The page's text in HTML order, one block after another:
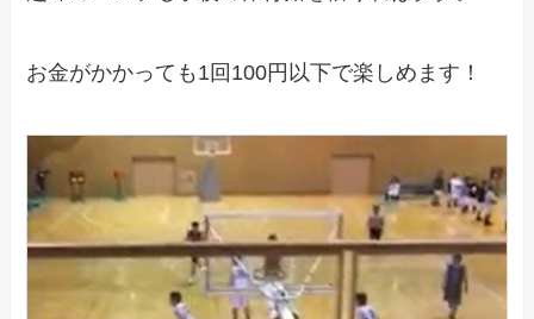
お金がかかっても1回100円以下で楽しめます！